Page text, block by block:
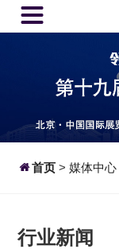

首页 > 媒体中心
行业新闻